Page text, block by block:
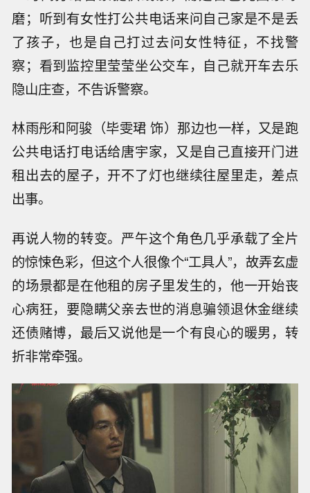
磨；听到有女性打公共电话来问自己家是不是丢
了孩子，也是自己打过去问女性特征，不找警
察；看到监控里莹莹坐公交车，自己就开车去乐
隐山庄查，不告诉警察。
林雨彤和阿骏（毕雯珺 饰）那边也一样，又是跑
公共电话打电话给唐宇家，又是自己直接开门进
租出去的屋子，开不了灯也继续往屋里走，差点
出事。
再说人物的转变。严午这个角色几乎承载了全片
的惊悚色彩，但这个人很像个“工具人”，故弄玄虚
的场景都是在他租的房子里发生的，他一开始丧
心病狂，要隐瞒父亲去世的消息骗领退休金继续
还债赌博，最后又说他是一个有良心的暖男，转
折非常牵强。